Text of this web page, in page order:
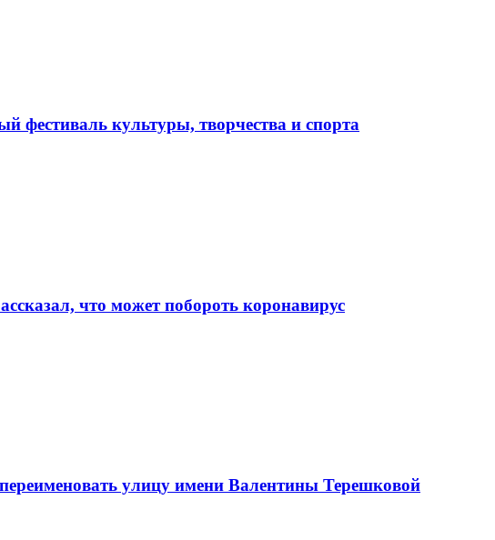
фестиваль культуры, творчества и спорта
что может побороть коронавирус
улицу имени Валентины Терешковой